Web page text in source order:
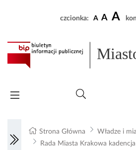
czcionka: A A A
Strona Główna
Władze i
Rada Miasta Krakowa